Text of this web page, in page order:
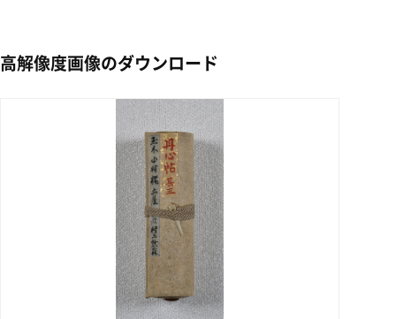
高解像度画像のダウンロード